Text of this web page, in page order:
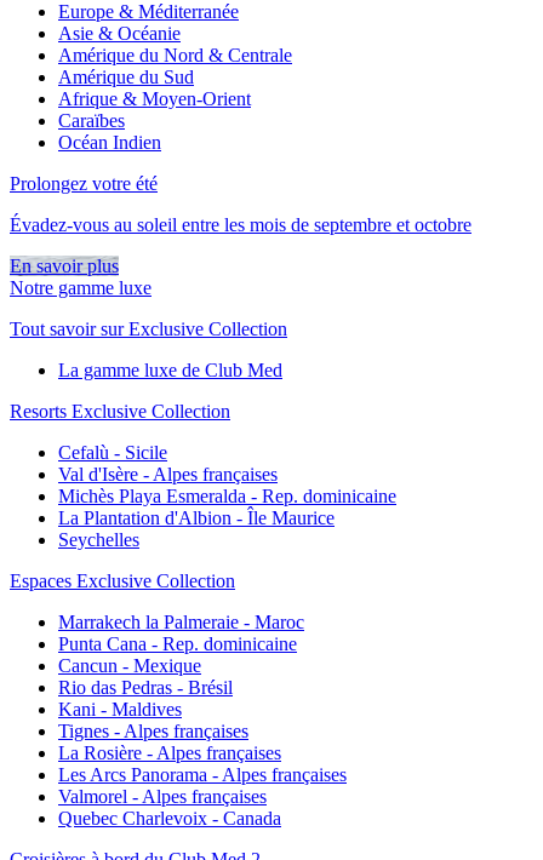
Europe & Méditerranée
Asie & Océanie
Amérique du Nord & Centrale
Amérique du Sud
Afrique & Moyen-Orient
Caraïbes
Océan Indien
Prolongez votre été
Évadez-vous au soleil entre les mois de septembre et octobre
En savoir plus
Notre gamme luxe
Tout savoir sur Exclusive Collection
La gamme luxe de Club Med
Resorts Exclusive Collection
Cefalù - Sicile
Val d'Isère - Alpes françaises
Michès Playa Esmeralda - Rep. dominicaine
La Plantation d'Albion - Île Maurice
Seychelles
Espaces Exclusive Collection
Marrakech la Palmeraie - Maroc
Punta Cana - Rep. dominicaine
Cancun - Mexique
Rio das Pedras - Brésil
Kani - Maldives
Tignes - Alpes françaises
La Rosière - Alpes françaises
Les Arcs Panorama - Alpes françaises
Valmorel - Alpes françaises
Quebec Charlevoix - Canada